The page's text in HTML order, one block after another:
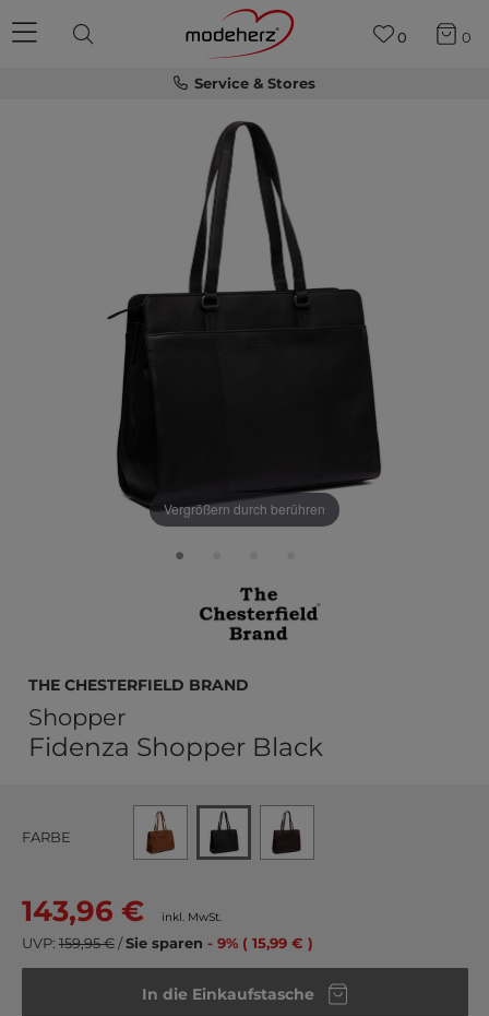
Service & Stores
0 0
Vergrößern durch berühren
The Chesterfield Brand
Shopper
Fidenza Shopper Black
FARBE
143,96 € inkl. MwSt.
UVP: 159,95 €/Sie sparen - 9% ( 15,99 € )
In die Einkaufstasche